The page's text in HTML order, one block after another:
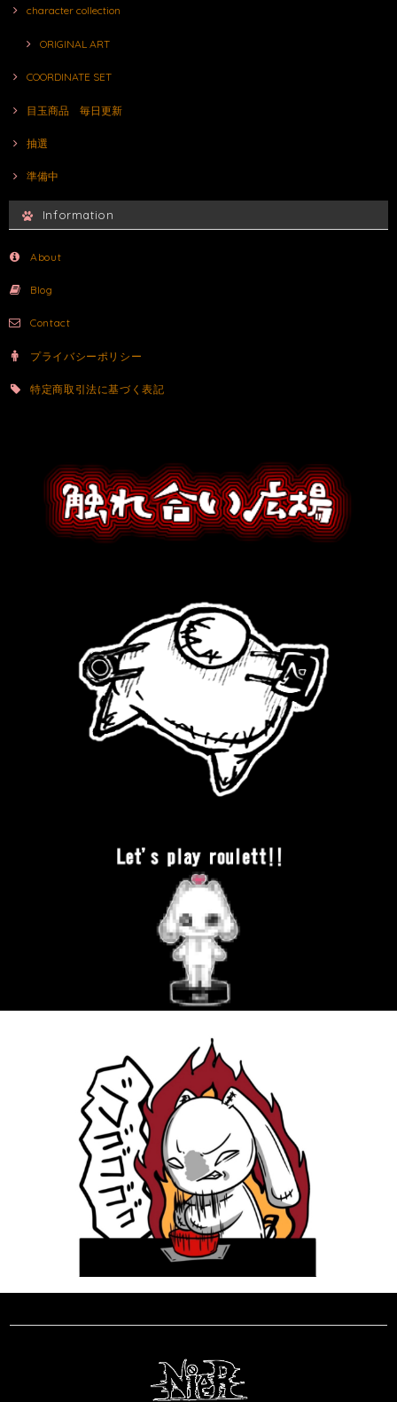
character collection
ORIGINAL ART
COORDINATE SET
目玉商品 毎日更新
抽選
準備中
Information
About
Blog
Contact
プライバシーポリシー
特定商取引法に基づく表記